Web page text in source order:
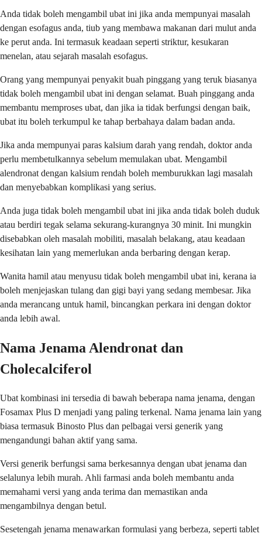
Anda tidak boleh mengambil ubat ini jika anda mempunyai masalah
dengan esofagus anda, tiub yang membawa makanan dari mulut anda
ke perut anda. Ini termasuk keadaan seperti striktur, kesukaran
menelan, atau sejarah masalah esofagus.
Orang yang mempunyai penyakit buah pinggang yang teruk biasanya
tidak boleh mengambil ubat ini dengan selamat. Buah pinggang anda
membantu memproses ubat, dan jika ia tidak berfungsi dengan baik,
ubat itu boleh terkumpul ke tahap berbahaya dalam badan anda.
Jika anda mempunyai paras kalsium darah yang rendah, doktor anda
perlu membetulkannya sebelum memulakan ubat. Mengambil
alendronat dengan kalsium rendah boleh memburukkan lagi masalah
dan menyebabkan komplikasi yang serius.
Anda juga tidak boleh mengambil ubat ini jika anda tidak boleh duduk
atau berdiri tegak selama sekurang-kurangnya 30 minit. Ini mungkin
disebabkan oleh masalah mobiliti, masalah belakang, atau keadaan
kesihatan lain yang memerlukan anda berbaring dengan kerap.
Wanita hamil atau menyusu tidak boleh mengambil ubat ini, kerana ia
boleh menjejaskan tulang dan gigi bayi yang sedang membesar. Jika
anda merancang untuk hamil, bincangkan perkara ini dengan doktor
anda lebih awal.
Nama Jenama Alendronat dan
Cholecalciferol
Ubat kombinasi ini tersedia di bawah beberapa nama jenama, dengan
Fosamax Plus D menjadi yang paling terkenal. Nama jenama lain yang
biasa termasuk Binosto Plus dan pelbagai versi generik yang
mengandungi bahan aktif yang sama.
Versi generik berfungsi sama berkesannya dengan ubat jenama dan
selalunya lebih murah. Ahli farmasi anda boleh membantu anda
memahami versi yang anda terima dan memastikan anda
mengambilnya dengan betul.
Sesetengah jenama menawarkan formulasi yang berbeza, seperti tablet